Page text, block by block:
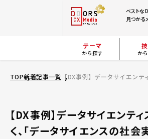
ベストな
見つかる
テーマ
から探す か
TOP新着記事一覧
【DX事例】データサイエンテ
く、「データサイエンスの社会